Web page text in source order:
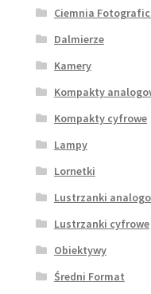
Ciemnia
Dalmierze
Kamery
Kompakty
Kompakty cyfrowe
Lampy
Lornetki
Lustrzanki
Lustrzanki cyfrowe
Obiektywy
Średni Format